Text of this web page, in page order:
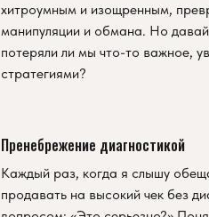
хитроумным и изощренным,
манипуляции и обмана. Но
потеряли ли мы что-то важное,
стратегиями?
Пренебрежение диагностикой
Каждый раз, когда я слышу
продавать на высокий чек без